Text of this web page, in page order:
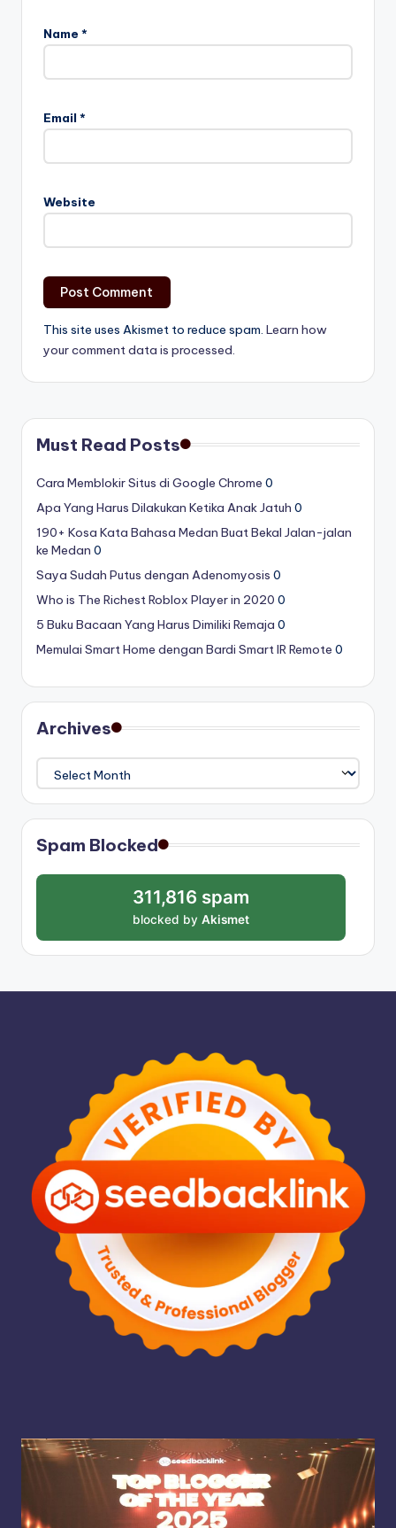
Name *
Email *
Website
This site uses Akismet to reduce spam. Learn how
your comment data is processed.
Must Read Posts
Cara Memblokir Situs di Google Chrome 0
Apa Yang Harus Dilakukan Ketika Anak Jatuh 0
190+ Kosa Kata Bahasa Medan Buat Bekal Jalan-jalan
ke Medan 0
Saya Sudah Putus dengan Adenomyosis 0
Who is The Richest Roblox Player in 2020 0
5 Buku Bacaan Yang Harus Dimiliki Remaja 0
Memulai Smart Home dengan Bardi Smart IR Remote 0
Archives
Spam Blocked
311,816 spam
blocked by Akismet